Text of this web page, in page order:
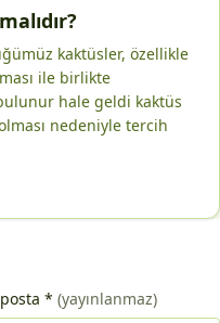
kaktüsler, özellikle
ile birlikte
hale geldi kaktüs
nedeniyle tercih
* (yayınlanmaz)